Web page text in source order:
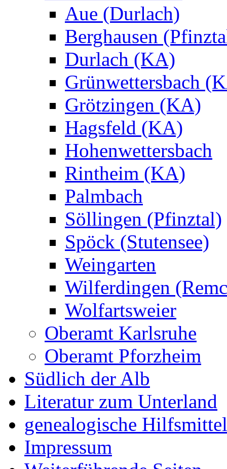
Aue (Durlach)
Berghausen
Durlach (KA)
Grünwettersbach
Grötzingen (KA)
Hagsfeld (KA)
Hohenwettersbach
Rintheim (KA)
Palmbach
Söllingen (Pfinztal)
Spöck (Stutensee)
Weingarten
Wilferdingen
Wolfartsweier
Oberamt Karlsruhe
Oberamt Pforzheim
Südlich der Alb
Literatur zum Unterland
genealogische Hilfsmittel
Impressum